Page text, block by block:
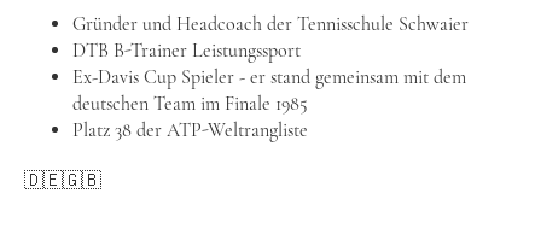
Gründer und Headcoach der Tennisschule Schwaier
DTB B-Trainer Leistungssport
Ex-Davis Cup Spieler - er stand gemeinsam mit dem
deutschen Team im Finale 1985
Platz 38 der ATP-Weltrangliste
🇩🇪🇬🇧